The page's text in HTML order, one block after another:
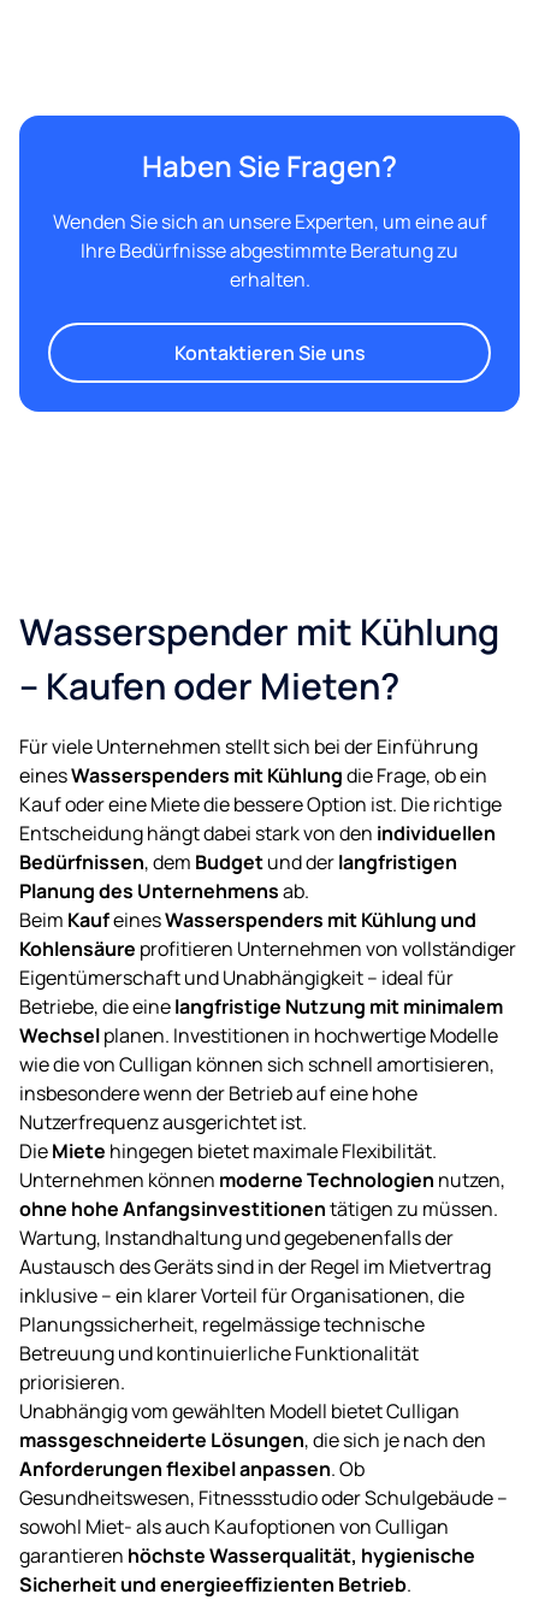
Haben Sie Fragen?
Wenden Sie sich an unsere Experten, um eine auf
Ihre Bedürfnisse abgestimmte Beratung zu
erhalten.
Kontaktieren Sie uns
Wasserspender mit Kühlung
– Kaufen oder Mieten?
Für viele Unternehmen stellt sich bei der Einführung
einesWasserspenders mit Kühlungdie Frage, ob ein
Kauf oder eine Miete die bessere Option ist. Die richtige
Entscheidung hängt dabei stark von den individuellen
Bedürfnissen, dem Budgetund derlangfristigen
Planung des Unternehmensab.
Beim KaufeinesWasserspenders mit Kühlung und
Kohlensäure profitieren Unternehmen von vollständiger
Eigentümerschaft und Unabhängigkeit – ideal für
Betriebe, die einelangfristige Nutzung mit minimalem
Wechselplanen. Investitionen in hochwertige Modelle
wie die von Culligan können sich schnell amortisieren,
insbesondere wenn der Betrieb auf eine hohe
Nutzerfrequenz ausgerichtet ist.
DieMiete hingegen bietet maximale Flexibilität.
Unternehmen können moderne Technologien nutzen,
ohne hohe Anfangsinvestitionentätigen zu müssen.
Wartung, Instandhaltung und gegebenenfalls der
Austausch des Geräts sind in der Regel im Mietvertrag
inklusive – ein klarer Vorteil für Organisationen, die
Planungssicherheit, regelmässige technische
Betreuung und kontinuierliche Funktionalität
priorisieren.
Unabhängig vom gewählten Modell bietet Culligan
massgeschneiderte Lösungen, die sich je nach den
Anforderungen flexibel anpassen. Ob
Gesundheitswesen, Fitnessstudio oder Schulgebäude –
sowohl Miet- als auch Kaufoptionen von Culligan
garantieren höchste Wasserqualität, hygienische
Sicherheit und energieeffizienten Betrieb.